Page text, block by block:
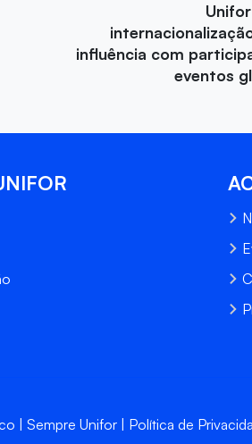
influência com
eventos
Sempre Unifor Política de